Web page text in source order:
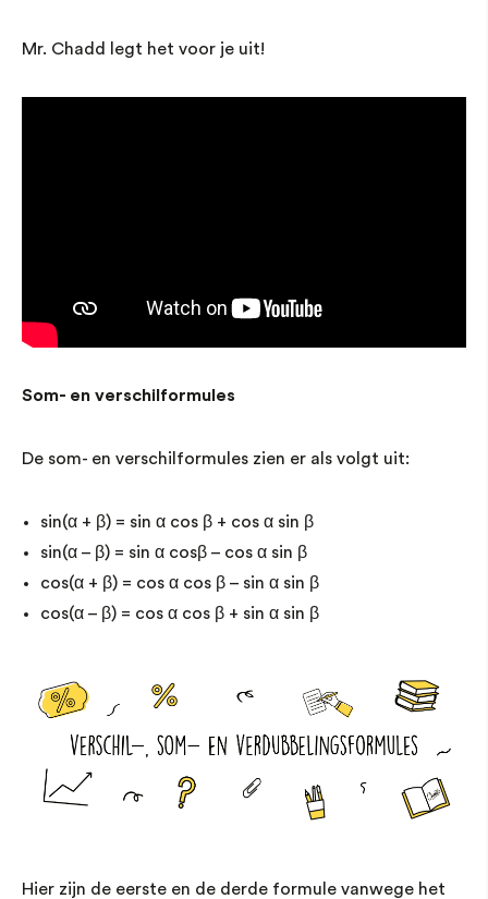
Mr. Chadd legt het voor je uit!
Som- en verschilformules
De som- en verschilformules zien er als volgt uit:
sin(α + β) = sin α cos β + cos α sin β
sin(α – β) = sin α cosβ – cos α sin β
cos(α + β) = cos α cos β – sin α sin β
cos(α – β) = cos α cos β + sin α sin β
Hier zijn de eerste en de derde formule vanwege het